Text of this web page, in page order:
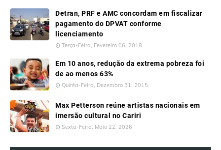
Detran, PRF e AMC concordam em fiscalizar
pagamento do DPVAT conforme
licenciamento
Terça-Feira, Fevereiro 06, 2018
Em 10 anos, redução da extrema pobreza foi
de ao menos 63%
Quinta-Feira, Dezembro 31, 2015
Max Petterson reúne artistas nacionais em
imersão cultural no Cariri
Sexta-Feira, Maio 22, 2026